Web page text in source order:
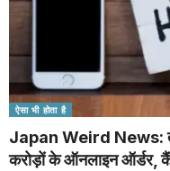
ऐसा भी होता है
Japan Weird News:
करोड़ों के ऑनलाइन ऑर्डर,